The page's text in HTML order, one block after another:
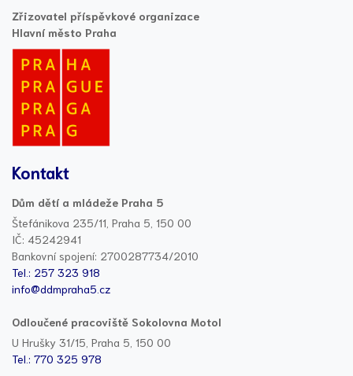
Zřizovatel příspěvkové organizace
Hlavní město Praha
Kontakt
Dům dětí a mládeže Praha 5
Štefánikova 235/11, Praha 5, 150 00
IČ: 45242941
Bankovní spojení: 2700287734/2010
Tel.: 257 323 918
info@ddmpraha5.cz
Odloučené pracoviště Sokolovna Motol
U Hrušky 31/15, Praha 5, 150 00
Tel.: 770 325 978